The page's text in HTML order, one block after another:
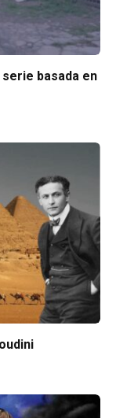
basada en